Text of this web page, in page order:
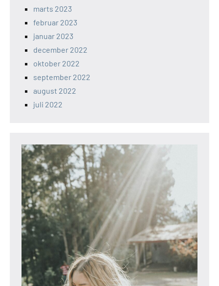
marts 2023
februar 2023
januar 2023
december 2022
oktober 2022
september 2022
august 2022
juli 2022